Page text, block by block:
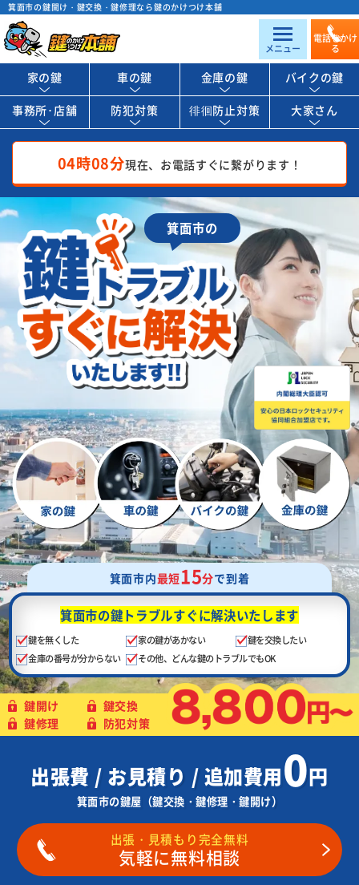
箕面市の鍵開け・鍵交換・鍵修理なら鍵のかけつけ本舗
メニュー
電話をかけ
る
家の鍵 車の鍵 金庫の鍵 バイクの鍵
事務所･店舗 防犯対策 徘徊防止対策 大家さん
04時08分現在、お電話すぐに繋がります！
箕面市の
箕面市内最短15分で到着
箕面市の鍵トラブルすぐに解決いたします
鍵を無くした 家の鍵があかない
鍵を交換したい
金庫の番号が分からない
その他、どんな鍵のトラブルでもOK
鍵開け
鍵交換
鍵修理
防犯対策
出張費 / お見積り / 追加費用0円
箕面市の鍵屋（鍵交換・鍵修理・鍵開け）
出張・見積もり完全無料
気軽に無料相談